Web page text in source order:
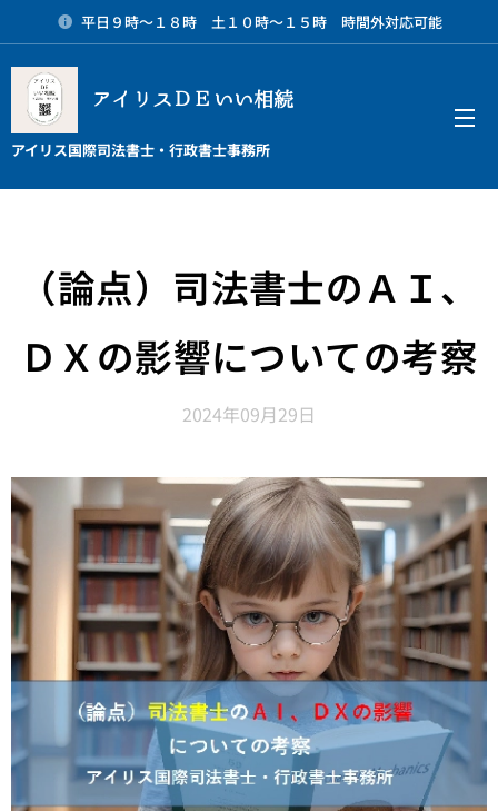
平日９時～１８時 土１０時～１５時 時間外対応可能
アイリスＤＥいい相続
アイリス国際司法書士・行政書士事務所
（論点）司法書士のＡＩ、
ＤＸの影響についての考察
2024年09月29日